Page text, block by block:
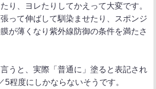
り、ヨレたりしてかえって大変です。
って伸ばして馴染ませたり、スポンジ
が薄くなり紫外線防御の条件を満たさ
うと、実際「普通に」塗ると表記され
5程度にしかならないそうです。